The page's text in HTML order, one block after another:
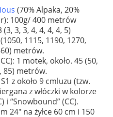
(70% Alpaka, 20%
100g/ 400 metrów
3, 3, 4, 4, 4, 4, 5)
1115, 1190, 1270,
metrów.
1 motek, około. 45 (50,
85) metrów.
z około 9 cmluzu (tzw.
z włóczki w kolorze
i “Snowbound” (CC).
24" na żyłce 60 cm i 150